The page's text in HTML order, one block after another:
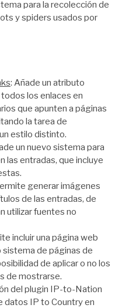
para la recolección de
y spiders usados por
: Añade un atributo
los enlaces en
que apunten a páginas
la tarea de
estilo distinto.
un nuevo sistema para
las entradas, que incluye
generar imágenes
de las entradas, de
utilizar fuentes no
incluir una página web
de páginas de
de aplicar o no los
de mostrarse.
del plugin IP-to-Nation
datos IP to Country en